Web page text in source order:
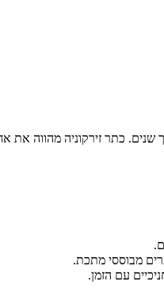
כתר זירקוניה מהווה את
מבוססי מתכת.